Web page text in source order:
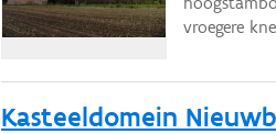
vroegere
Kasteeldomein